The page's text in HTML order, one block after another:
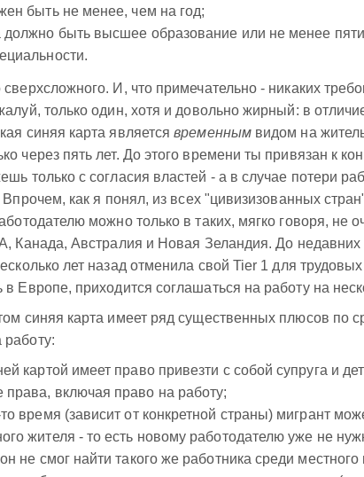
быть не менее, чем на год;
должно быть высшее образование или не менее
И, что примечательно - никаких
только один, хотя и довольно жирный: в
синяя карта являетсявременнымвидом на
через пять лет. До этого времени ты привязан к
только с согласия властей - а в случае потери
Впрочем, как я понял, из всех "цивизизованных
можно только в таких, мягко говоря, не
Канада, Австралия и Новая Зеландия. До
лет назад отменила свой Tier 1 для
в Европе, приходится соглашаться на работу на
синяя карта имеет ряд существенных плюсов по
картой имеет право привезти с собой супруга и
включая право на работу;
то время (зависит от конкретной страны) мигрант
жителя - то есть новому работодателю уже не
не смог найти такого же работника среди местного